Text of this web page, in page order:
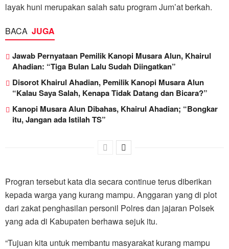
layak huni merupakan salah satu program Jum’at berkah.
BACA JUGA
Jawab Pernyataan Pemilik Kanopi Musara Alun, Khairul
Ahadian: “Tiga Bulan Lalu Sudah Diingatkan”
Disorot Khairul Ahadian, Pemilik Kanopi Musara Alun
“Kalau Saya Salah, Kenapa Tidak Datang dan Bicara?”
Kanopi Musara Alun Dibahas, Khairul Ahadian; “Bongkar
itu, Jangan ada Istilah TS”
Progran tersebut kata dia secara continue terus diberikan
kepada warga yang kurang mampu. Anggaran yang di plot
dari zakat penghasilan personil Polres dan jajaran Polsek
yang ada di Kabupaten berhawa sejuk itu.
“Tujuan kita untuk membantu masyarakat kurang mampu